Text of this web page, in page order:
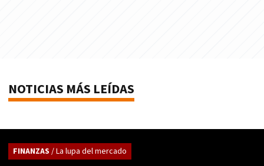
NOTICIAS MÁS LEÍDAS
FINANZAS / La lupa del mercado